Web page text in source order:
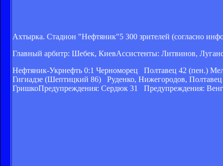
Ахтырка. Стадион "Нефтяник"5 300 зрителей (согласно
Главный арбитр: Шебек, КиевАссистенты: Литвинов,
Нефтяник-Укрнефть 0:1 Черноморец Полтавец 42 (пен.)
Гигиадзе (Шептицкий 86) Руденко, Нижегородов,
ГришкоПредупреждения: Сердюк 31 Предупреждения: